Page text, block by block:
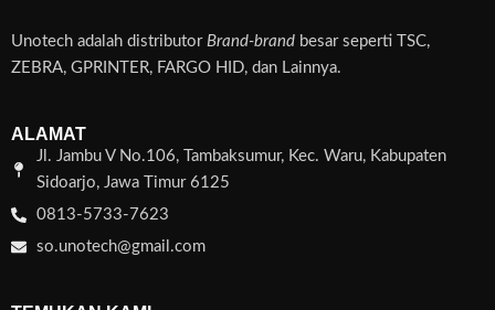
Unotech adalah distributor Brand-brand besar seperti TSC,
ZEBRA, GPRINTER, FARGO HID, dan Lainnya.
ALAMAT
Jl. Jambu V No.106, Tambaksumur, Kec. Waru, Kabupaten
Sidoarjo, Jawa Timur 6125
0813-5733-7623
so.unotech@gmail.com